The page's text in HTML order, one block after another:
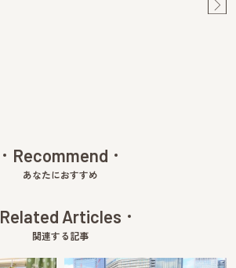
Recommend
あなたにおすすめ
Related Articles
関連する記事